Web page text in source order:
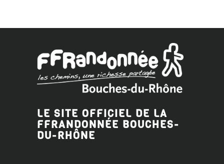
LE SITE OFFICIEL DE LA
FFRANDONNÉE BOUCHES-
DU-RHÔNE